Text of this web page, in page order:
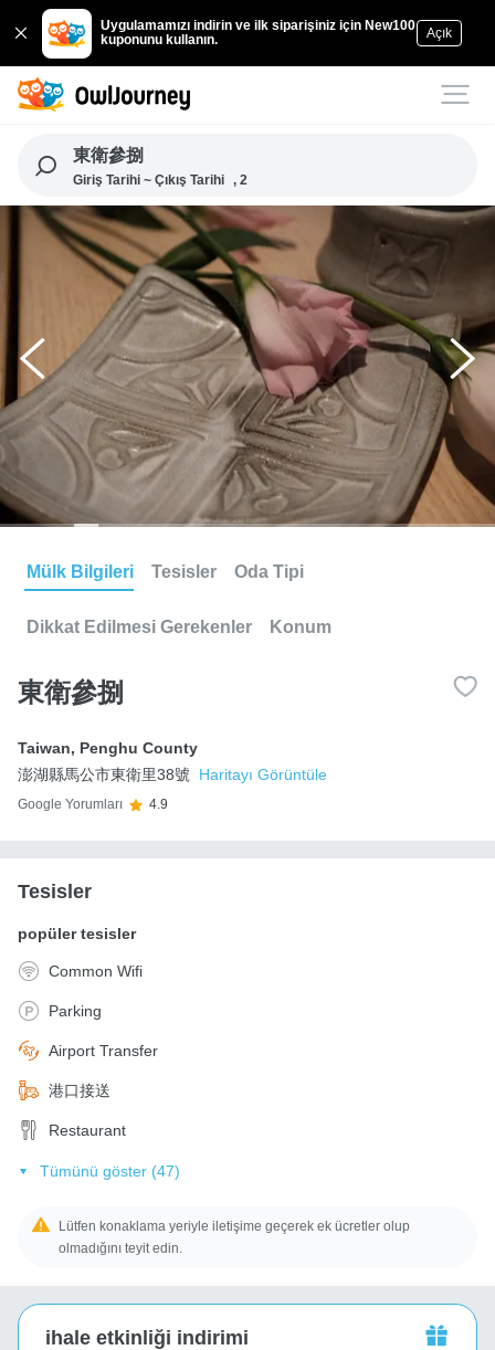
Uygulamamızı indirin ve ilk siparişiniz için New100
kuponunu kullanın.
Açık
東衛參捌
Giriş Tarihi ~ Çıkış Tarihi , 2
Mülk Bilgileri Tesisler Oda Tipi
Dikkat Edilmesi Gerekenler Konum
東衛參捌
Taiwan, Penghu County
澎湖縣馬公市東衛里38號
Haritayı Görüntüle
Google Yorumları 4.9
Tesisler
popüler tesisler
Common Wifi
Parking
Airport Transfer
港口接送
Restaurant
Tümünü göster (47)
Lütfen konaklama yeriyle iletişime geçerek ek ücretler olup
olmadığını teyit edin.
ihale etkinliği indirimi